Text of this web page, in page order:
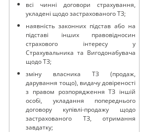
всі чинні договори страхування,
укладені щодо застрахованого ТЗ;
наявність законних підстав або на
підставі інших правовідносин
страхового інтересу у
Страхувальника та Вигодонабувача
щодо ТЗ;
зміну власника ТЗ (продаж,
дарування тощо), видачу довіреності
з правом розпорядження ТЗ іншій
особі, укладання попереднього
договору купівлі-продажу щодо
застрахованого ТЗ, отримання
завдатку;